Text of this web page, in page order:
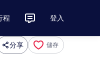
程 登入
分享 儲存